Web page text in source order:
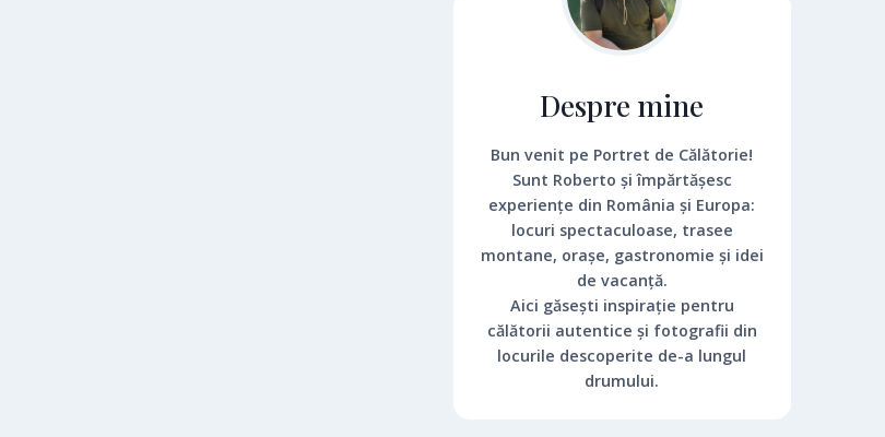
Despre mine
Bun venit pe Portret de Călătorie!
Sunt Roberto și împărtășesc
experiențe din România și Europa:
locuri spectaculoase, trasee
montane, orașe, gastronomie și idei
de vacanță.
Aici găsești inspirație pentru
călătorii autentice și fotografii din
locurile descoperite de-a lungul
drumului.